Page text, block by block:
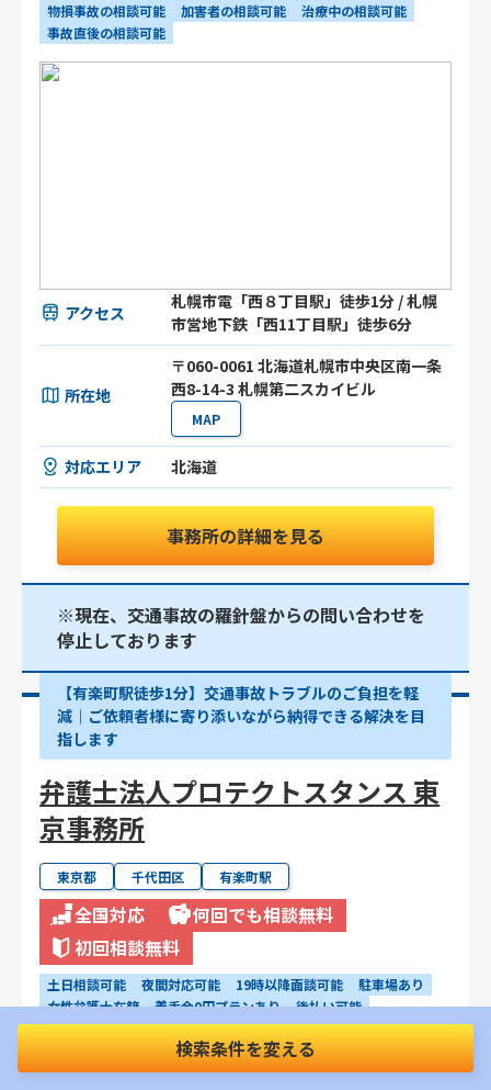
物損事故の相談可能
加害者の相談可能
治療中の相談可能
事故直後の相談可能
アクセス
札幌市電「西８丁目駅」徒歩1分 / 札幌
市営地下鉄「西11丁目駅」徒歩6分
所在地
〒060-0061 北海道札幌市中央区南一条
西8-14-3 札幌第二スカイビル
MAP
対応エリア 北海道
事務所の詳細を見る
※現在、交通事故の羅針盤からの問い合わせを
停止しております
【有楽町駅徒歩1分】交通事故トラブルのご負担を軽
減｜ご依頼者様に寄り添いながら納得できる解決を目
指します
弁護士法人プロテクトスタンス 東
京事務所
東京都 千代田区 有楽町駅
全国対応
何回でも相談無料
初回相談無料
土日相談可能 夜間対応可能 19時以降面談可能
駐車場あり
女性弁護士在籍
着手金0円プランあり
後払い可能
電話相談可能
WEB・オンライン相談可能
完全個室
事故直後の相談可能
治療中の相談可能 物損事故の相談可能
検索条件を変える